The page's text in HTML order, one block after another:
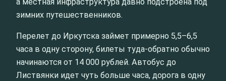
зимних путешественников.
Перелет до Иркутска займет примерно 5,5–6,5
часа в одну сторону, билеты туда-обратно обычно
начинаются от 14 000 рублей. Автобус до
Листвянки идет чуть больше часа, дорога в одну